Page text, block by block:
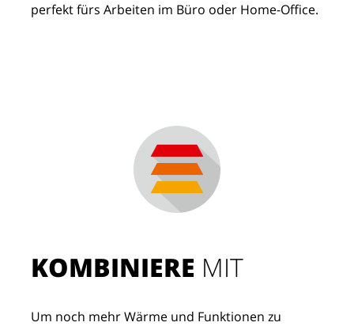
perfekt fürs Arbeiten im Büro oder Home-Office.
KOMBINIERE MIT
Um noch mehr Wärme und Funktionen zu